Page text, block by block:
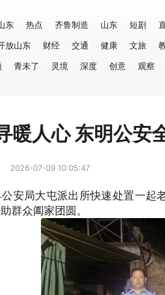
东 热点 齐鲁制造 山东 短剧
放山东 财经 交通 健康 文旅
青未了 灵境 深度 创意 观察
暖人心 东明公安
2026-07-09 10:05:47
安局大屯派出所快速处置一起
群众阖家团圆。